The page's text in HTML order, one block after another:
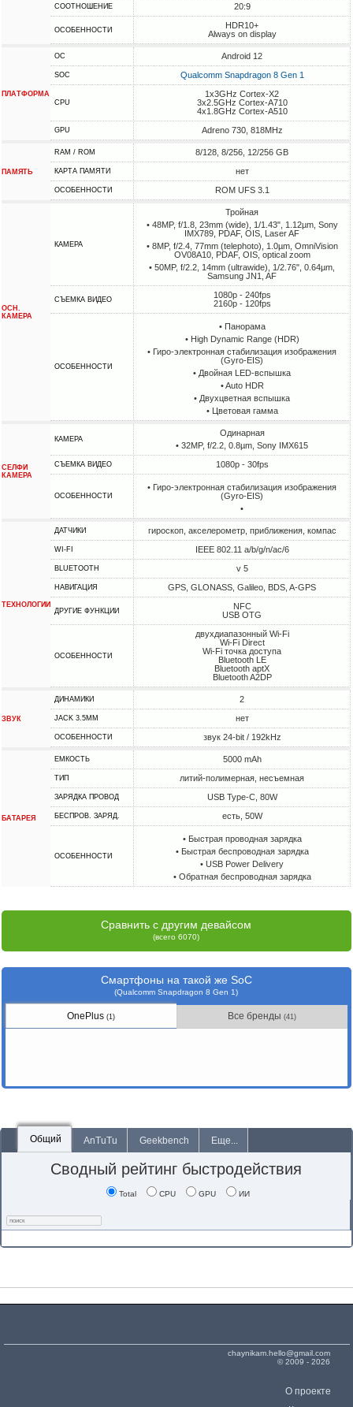
СООТНОШЕНИЕ 20:9
ОСОБЕННОСТИ
HDR10+
Always on display
ПЛАТФОРМА
ОС Android 12
SOC Qualcomm Snapdragon 8 Gen 1
CPU
1x3GHz Cortex-X2
3x2.5GHz Cortex-A710
4x1.8GHz Cortex-A510
GPU Adreno 730, 818MHz
ПАМЯТЬ
RAM / ROM 8/128, 8/256, 12/256 GB
КАРТА ПАМЯТИ нет
ОСОБЕННОСТИ ROM UFS 3.1
ОСН.
КАМЕРА
КАМЕРА
Тройная
• 48MP, f/1.8, 23mm (wide), 1/1.43", 1.12µm, Sony
IMX789, PDAF, OIS, Laser AF
• 8MP, f/2.4, 77mm (telephoto), 1.0µm, OmniVision
OV08A10, PDAF, OIS, optical zoom
• 50MP, f/2.2, 14mm (ultrawide), 1/2.76", 0.64µm,
Samsung JN1, AF
СЪЕМКА ВИДЕО
1080p - 240fps
2160p - 120fps
ОСОБЕННОСТИ
• Панорама
• High Dynamic Range (HDR)
• Гиро-электронная стабилизация изображения
(Gyro-EIS)
• Двойная LED-вспышка
• Auto HDR
• Двухцветная вспышка
• Цветовая гамма
СЕЛФИ
КАМЕРА
КАМЕРА
Одинарная
• 32MP, f/2.2, 0.8µm, Sony IMX615
СЪЕМКА ВИДЕО 1080p - 30fps
ОСОБЕННОСТИ
• Гиро-электронная стабилизация изображения
(Gyro-EIS)
•
ТЕХНОЛОГИИ
ДАТЧИКИ гироскоп, акселерометр, приближения, компас
WI-FI IEEE 802.11 a/b/g/n/ac/6
BLUETOOTH v 5
НАВИГАЦИЯ GPS, GLONASS, Galileo, BDS, A-GPS
ДРУГИЕ ФУНКЦИИ
NFC
USB OTG
ОСОБЕННОСТИ
двухдиапазонный Wi-Fi
Wi-Fi Direct
Wi-Fi точка доступа
Bluetooth LE
Bluetooth aptX
Bluetooth A2DP
ЗВУК
ДИНАМИКИ 2
JACK 3.5MM нет
ОСОБЕННОСТИ звук 24-bit / 192kHz
БАТАРЕЯ
ЕМКОСТЬ 5000 mAh
ТИП литий-полимерная, несъемная
ЗАРЯДКА ПРОВОД USB Type-C, 80W
БЕСПРОВ. ЗАРЯД. есть, 50W
ОСОБЕННОСТИ
• Быстрая проводная зарядка
• Быстрая беспроводная зарядка
• USB Power Delivery
• Обратная беспроводная зарядка
Сравнить с другим девайсом
(всего 6070)
Смартфоны на такой же SoC
(Qualcomm Snapdragon 8 Gen 1)
OnePlus(1) Все бренды(41)
Общий AnTuTu Geekbench Еще...
Сводный рейтинг быстродействия
Total CPU GPU ИИ
chaynikam.hello@gmail.com
© 2009 - 2026
О проекте